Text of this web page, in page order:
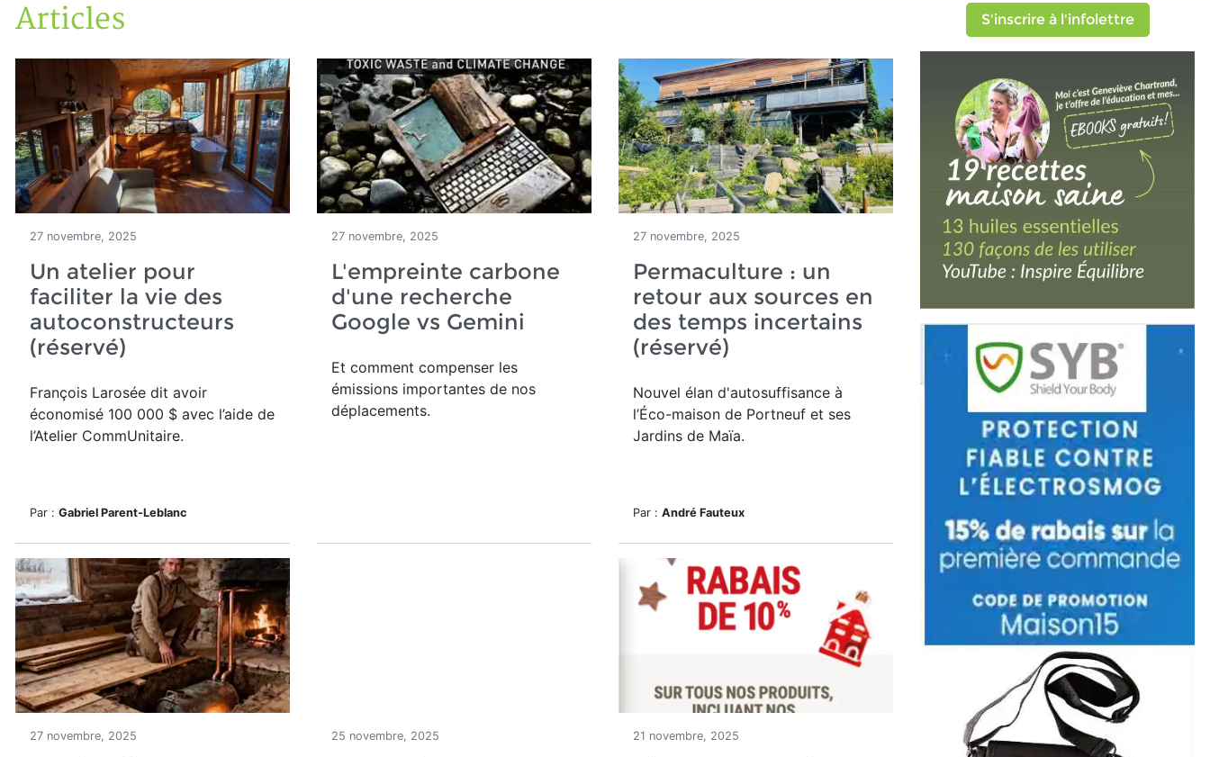
Accueil
Articles
Articles
27 novembre, 2025
Un atelier pour
faciliter la vie des
autoconstructeurs
(réservé)
François Larosée dit avoir
économisé 100 000 $ avec l’aide de
l’Atelier CommUnitaire.
Par : Gabriel Parent-Leblanc
27 novembre, 2025
L'empreinte carbone
d'une recherche
Google vs Gemini
Et comment compenser les
émissions importantes de nos
déplacements.
27 novembre, 2025
Permaculture : un
retour aux sources en
des temps incertains
(réservé)
Nouvel élan d'autosuffisance à
l’Éco-maison de Portneuf et ses
Jardins de Maïa.
Par : André Fauteux
27 novembre, 2025 25 novembre, 2025 21 novembre, 2025
S'inscrire à l'infolettre